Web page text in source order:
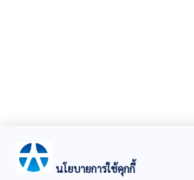
นโยบายการใช้คุกกี้